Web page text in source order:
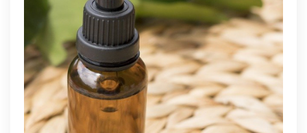
choisir
la
meilleure
huile
de
CBD
?